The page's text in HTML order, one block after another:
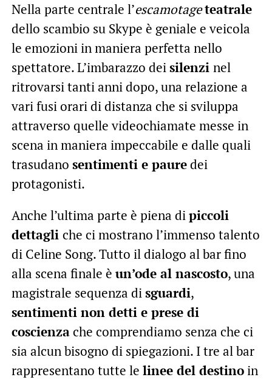
Nella parte centrale l’escamotageteatrale
dello scambio su Skype è geniale e veicola
le emozioni in maniera perfetta nello
spettatore. L’imbarazzo deisilenzi nel
ritrovarsi tanti anni dopo, una relazione a
vari fusi orari di distanza che si sviluppa
attraverso quelle videochiamate messe in
scena in maniera impeccabile e dalle quali
trasudano sentimenti e pauredei
protagonisti.
Anche l’ultima parte è piena dipiccoli
dettagli che ci mostrano l’immenso talento
di Celine Song. Tutto il dialogo al bar fino
alla scena finale è un’ode al nascosto, una
magistrale sequenza disguardi,
sentimenti non detti e prese di
coscienzache comprendiamo senza che ci
sia alcun bisogno di spiegazioni. I tre al bar
rappresentano tutte le linee del destinoin